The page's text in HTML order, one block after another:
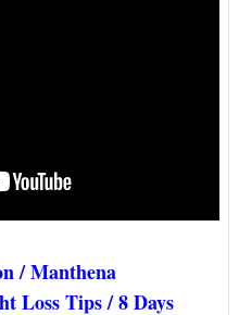
/ Manthena
Loss Tips / 8 Days